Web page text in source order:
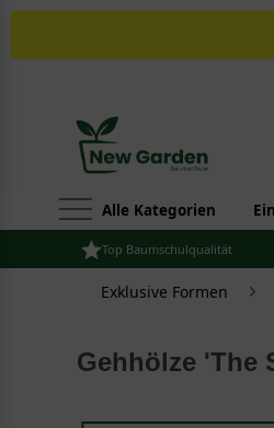
Alle Kategorien
Top Baumschulqualität
Exklusive Formen
Gehhölze 'The